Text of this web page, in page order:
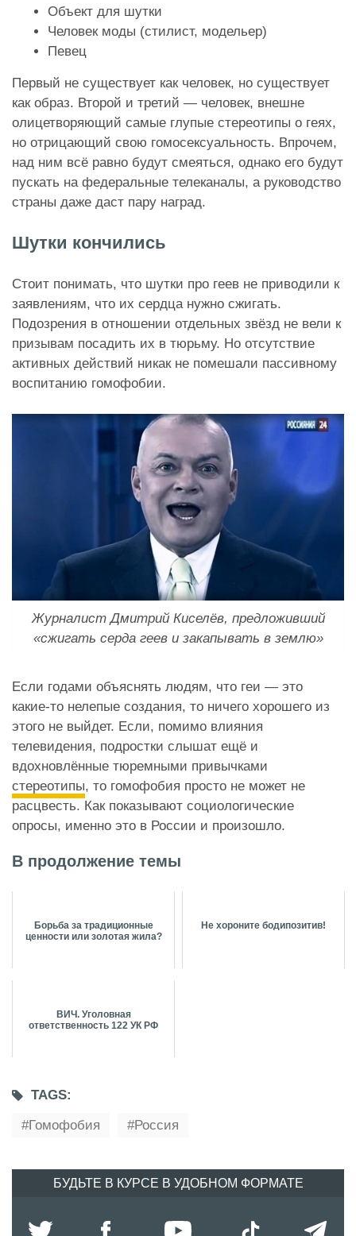
Объект для шутки
Человек моды (стилист, модельер)
Певец
Первый не существует как человек, но существует
как образ. Второй и третий — человек, внешне
олицетворяющий самые глупые стереотипы о геях,
но отрицающий свою гомосексуальность. Впрочем,
над ним всё равно будут смеяться, однако его будут
пускать на федеральные телеканалы, а руководство
страны даже даст пару наград.
Шутки кончились
Стоит понимать, что шутки про геев не приводили к
заявлениям, что их сердца нужно сжигать.
Подозрения в отношении отдельных звёзд не вели к
призывам посадить их в тюрьму. Но отсутствие
активных действий никак не помешали пассивному
воспитанию гомофобии.
Журналист Дмитрий Киселёв, предложивший
«сжигать серда геев и закапывать в землю»
Если годами объяснять людям, что геи — это
какие-то нелепые создания, то ничего хорошего из
этого не выйдет. Если, помимо влияния
телевидения, подростки слышат ещё и
вдохновлённые тюремными привычками
стереотипы, то гомофобия просто не может не
расцвесть. Как показывают социологические
опросы, именно это в России и произошло.
В продолжение темы
Борьба за традиционные
ценности или золотая жила?
Не хороните бодипозитив!
ВИЧ. Уголовная
ответственность 122 УК РФ
TAGS:
Гомофобия
Россия
БУДЬТЕ В КУРСЕ В УДОБНОМ ФОРМАТЕ